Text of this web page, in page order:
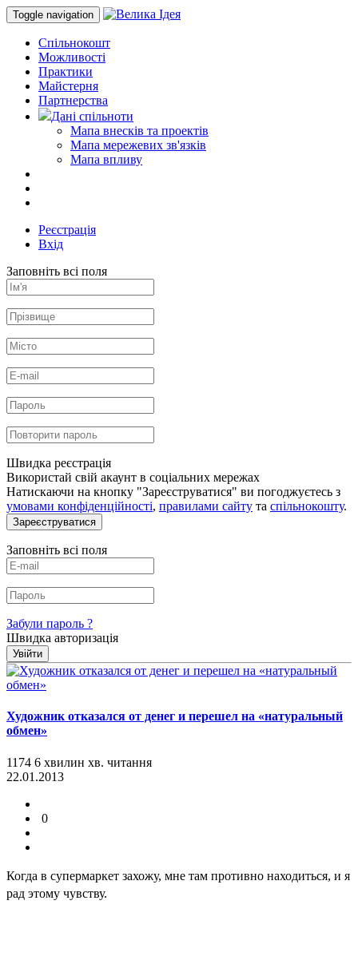
Toggle navigation
Спільнокошт
Можливості
Практики
Майстерня
Партнерства
Дані спільноти
Мапа внесків та проектів
Мапа мережевих зв'язків
Мапа впливу
Реєстрація
Вхід
Заповніть всі поля
Швидка реєстрація
Використай свій акаунт в соціальних мережах
Натискаючи на кнопку "Зареєструватися" ви погоджуєтесь з
умовами конфіденційності, правилами сайту та спільнокошту.
Зареєструватися
Заповніть всі поля
Забули пароль ?
Швидка авторизація
Увійти
Художник отказался от денег и перешел на «натуральный
обмен»
1174 6 хвилин хв. читання
22.01.2013
0
Когда в супермаркет захожу, мне там противно находиться, и я
рад этому чувству.